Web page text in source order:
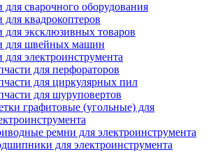
для сварочного оборудования
для квадрокоптеров
для эксклюзивных товаров
для швейных машин
для электроинструмента
для перфораторов
для циркулярных пил
для шуруповертов
графитовые (угольные) для
ремни для электроинструмента
для электроинструмента